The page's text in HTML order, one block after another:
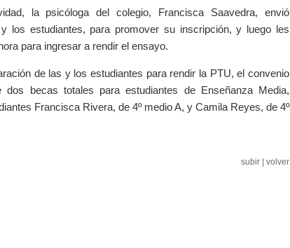
la psicóloga del colegio, Francisca Saavedra, envió
los estudiantes, para promover su inscripción, y luego les
para ingresar a rendir el ensayo.
de las y los estudiantes para rendir la PTU, el convenio
dos becas totales para estudiantes de Enseñanza Media,
Francisca Rivera, de 4º medio A, y Camila Reyes, de 4º
subir volver